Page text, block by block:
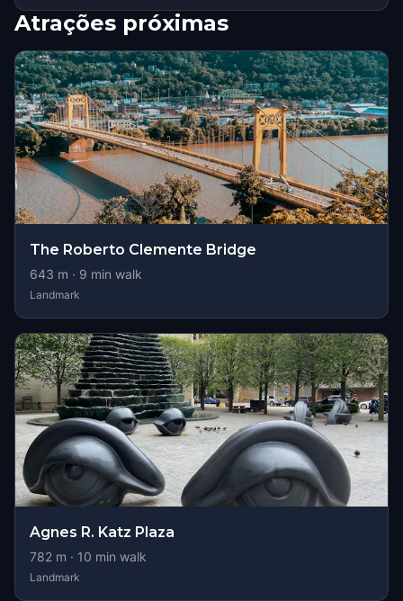
Atrações próximas
The Roberto Clemente Bridge
643 m · 9 min walk
Landmark
Agnes R. Katz Plaza
782 m · 10 min walk
Landmark